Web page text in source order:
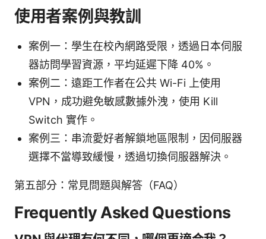
使用者案例與教訓
案例一：學生在校內網路受限，透過日本伺服
器訪問學習資源，平均延遲下降 40%。
案例二：遠距工作者在公共 Wi-Fi 上使用
VPN，成功避免敏感數據外洩，使用 Kill
Switch 實作。
案例三：串流愛好者解鎖地區限制，因伺服器
選擇不當導致緩慢，透過切換伺服器解決。
第五部分：常見問題與解答（FAQ）
Frequently Asked Questions